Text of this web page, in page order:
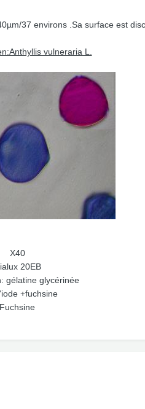
37 environs .Sa surface est
vulneraria L.
X40
20EB
gélatine glycérinée
+fuchsine
Fuchsine